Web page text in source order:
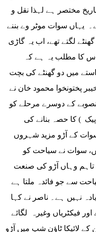
مختصر ہے لہذا نقل و
یہاں سوات موٹر وے بننے
پہلے پنڈی تک پہنچنے میں 5 سے 6 گھنٹے لگتے تھے، اب یہ گاڑی
اس کا مطلب یہ ہے کہ
میں دو گھنٹے کی بچت
پختونخوا محمود خان نے
کے دوسرے مرحلے کو
) کا حصہ بنانے کی
کے آڑو مزید شہروں
سوات نے سیاحت کو
تاہم وہاں آڑو کی صنعت
سے جو فائدہ ملتا ہے
یا 5 فیصد سے زیادہ نہیں ہے۔ ناصر نے کہا
فیکٹریاں وغیرہ لگائے
کے لائیکا ٹاؤن شپ میں آڑو